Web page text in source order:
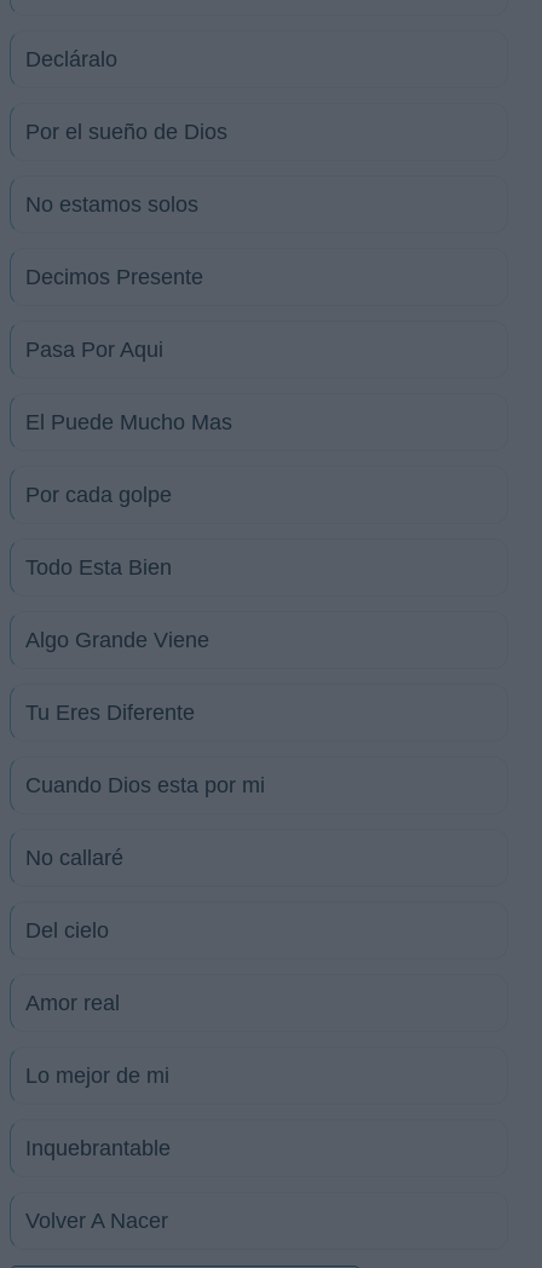
Decláralo
Por el sueño de Dios
No estamos solos
Decimos Presente
Pasa Por Aqui
El Puede Mucho Mas
Por cada golpe
Todo Esta Bien
Algo Grande Viene
Tu Eres Diferente
Cuando Dios esta por mi
No callaré
Del cielo
Amor real
Lo mejor de mi
Inquebrantable
Volver A Nacer